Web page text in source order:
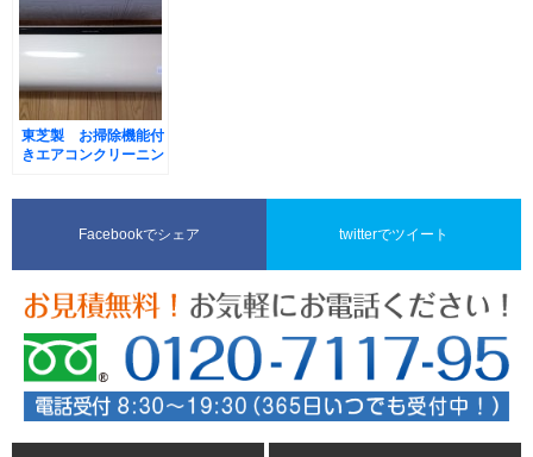
東芝製 お掃除機能付
きエアコンクリーニン
Facebookでシェア twitterでツイート